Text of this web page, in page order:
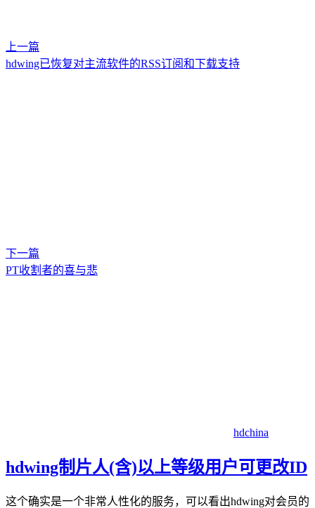
上一篇
hdwing已恢复对主流软件的RSS订阅和下载支持
下一篇
PT收割者的喜与悲
hdchina
hdwing制片人(含)以上等级用户可更改ID
这个确实是一个非常人性化的服务，可以看出hdwing对会员的